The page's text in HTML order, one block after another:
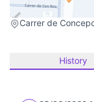
Carrer de
(External link)
History